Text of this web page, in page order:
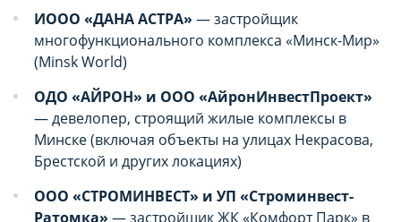
ИООО «ДАНА АСТРА» — застройщик
многофункционального комплекса «Минск-Мир»
(Minsk World)
ОДО «АЙРОН» и ООО «АйронИнвестПроект»
— девелопер, строящий жилые комплексы в
Минске (включая объекты на улицах Некрасова,
Брестской и других локациях)
ООО «СТРОМИНВЕСТ» и УП «Строминвест-
Ратомка» — застройщик ЖК «Комфорт Парк» в